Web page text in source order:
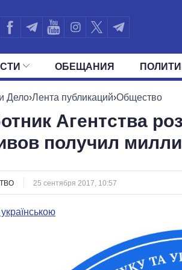
ОБЕЩАНИЯ
ВСЕ ПОЛИТИКИ ПРЕЗИДЕНТ И
Дело›Лента публикаций›Общество
Агентства
получил
25 сентября 2017, 10:57